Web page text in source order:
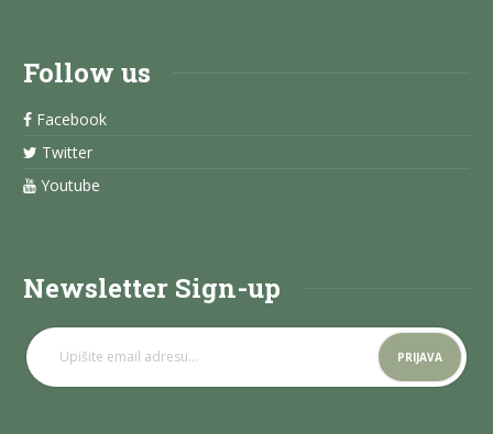
Follow us
Facebook
Twitter
Youtube
Newsletter Sign-up